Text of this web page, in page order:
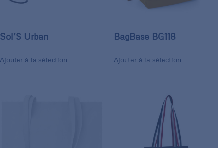
Sol’S Urban
Ajouter à la sélection
BagBase BG118
Ajouter à la sélection